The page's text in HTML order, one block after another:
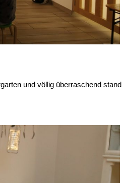
und völlig überraschend stand